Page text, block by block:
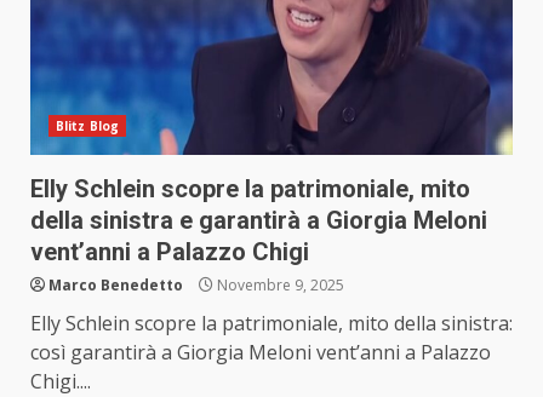
Blitz Blog
Elly Schlein scopre la patrimoniale, mito
della sinistra e garantirà a Giorgia Meloni
vent’anni a Palazzo Chigi
Marco Benedetto Novembre 9, 2025
Elly Schlein scopre la patrimoniale, mito della sinistra:
così garantirà a Giorgia Meloni vent’anni a Palazzo
Chigi....